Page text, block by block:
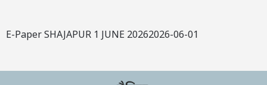
E-Paper SHAJAPUR 1 JUNE 20262026-06-01